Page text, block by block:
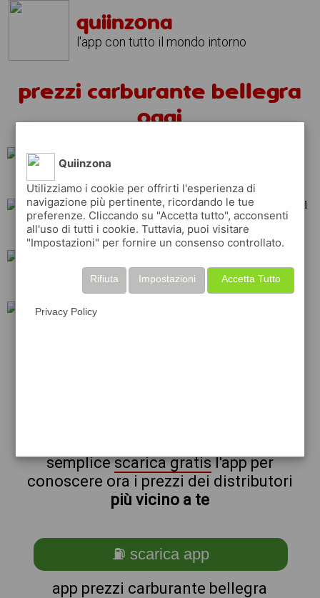
quiinzona
l'app con tutto il mondo intorno
prezzi carburante bellegra
oggi
repsol
tamoil api shell
esso erg
semplicescarica gratisl'app per
conoscere ora i prezzi dei distributori
più vicino a te
⛽ scarica app
app prezzi carburante bellegra
Quiinzona
Utilizziamo i cookie per offrirti l'esperienza di
navigazione più pertinente, ricordando le tue
preferenze. Cliccando su "Accetta tutto", acconsenti
all'uso di tutti i cookie. Tuttavia, puoi visitare
"Impostazioni" per fornire un consenso controllato.
Accetta Tutto
Impostazioni
Rifiuta
Privacy Policy